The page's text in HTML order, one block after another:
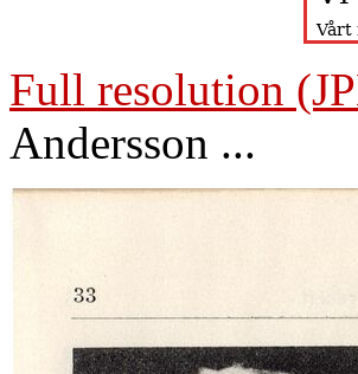
Full resolution
Andersson ...